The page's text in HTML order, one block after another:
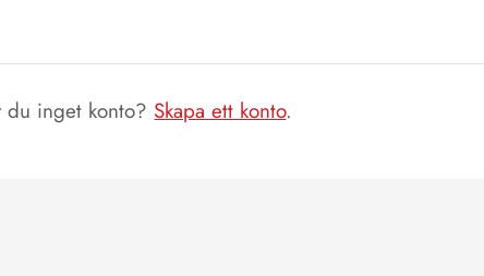
du inget konto? Skapa ett konto.